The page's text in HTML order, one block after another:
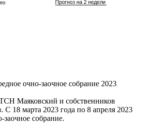
очно-заочное собрание 2023
Маяковский и собственников
С 18 марта 2023 года по 8 апреля 2023
заочное собрание.